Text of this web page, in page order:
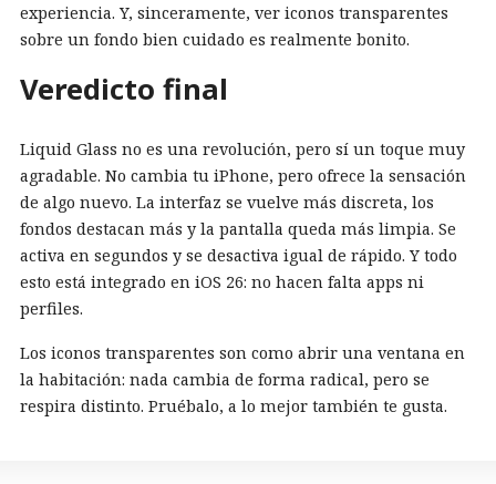
experiencia. Y, sinceramente, ver iconos transparentes
sobre un fondo bien cuidado es realmente bonito.
Veredicto final
Liquid Glass no es una revolución, pero sí un toque muy
agradable. No cambia tu iPhone, pero ofrece la sensación
de algo nuevo. La interfaz se vuelve más discreta, los
fondos destacan más y la pantalla queda más limpia. Se
activa en segundos y se desactiva igual de rápido. Y todo
esto está integrado en iOS 26: no hacen falta apps ni
perfiles.
Los iconos transparentes son como abrir una ventana en
la habitación: nada cambia de forma radical, pero se
respira distinto. Pruébalo, a lo mejor también te gusta.